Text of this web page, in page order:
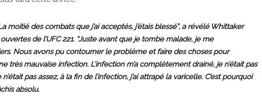
moitié des combats que j’ai acceptés, j’étais blessé”, a révélé Whittaker
de l’UFC 221. “Juste avant que je tombe malade, je me
Nous avons pu contourner le problème et faire des choses pour
très mauvaise infection. L’infection m’a complètement drainé, je n’était pas
pas assez, à la fin de l’infection, j’ai attrapé la varicelle. C’est pourquoi
absolu.